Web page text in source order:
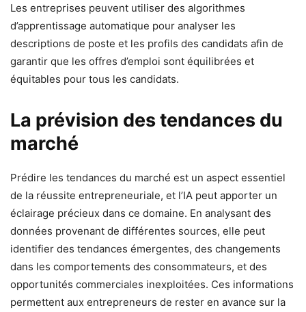
Les entreprises peuvent utiliser des algorithmes
d’apprentissage automatique pour analyser les
descriptions de poste et les profils des candidats afin de
garantir que les offres d’emploi sont équilibrées et
équitables pour tous les candidats.
La prévision des tendances du
marché
Prédire les tendances du marché est un aspect essentiel
de la réussite entrepreneuriale, et l’IA peut apporter un
éclairage précieux dans ce domaine. En analysant des
données provenant de différentes sources, elle peut
identifier des tendances émergentes, des changements
dans les comportements des consommateurs, et des
opportunités commerciales inexploitées. Ces informations
permettent aux entrepreneurs de rester en avance sur la